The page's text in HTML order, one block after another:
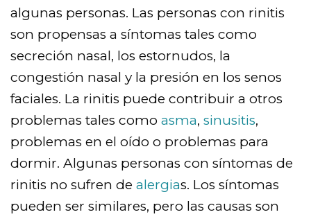
algunas personas. Las personas con rinitis
son propensas a síntomas tales como
secreción nasal, los estornudos, la
congestión nasal y la presión en los senos
faciales. La rinitis puede contribuir a otros
problemas tales como asma, sinusitis,
problemas en el oído o problemas para
dormir. Algunas personas con síntomas de
rinitis no sufren de alergias. Los síntomas
pueden ser similares, pero las causas son